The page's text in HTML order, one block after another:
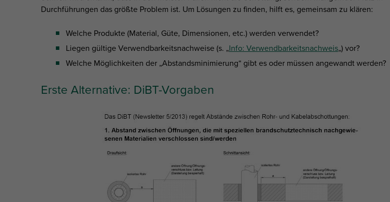
Durchführungen das größte Problem ist. Um Lösungen zu finden, hilft es, gemeinsam zu klären:
Welche Produkte (Material, Güte, Dimensionen, etc.) werden verwendet?
Liegen gültige Verwendbarkeitsnachweise (s. „Info: Verwendbarkeitsnachweis„) vor?
Welche Möglichkeiten der „Abstandsminimierung“ gibt es oder müssen angewandt werden?
Erste Alternative: DiBT-Vorgaben